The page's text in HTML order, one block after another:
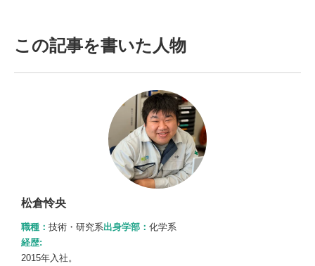
この記事を書いた人物
松倉怜央
職種： 技術・研究系出身学部： 化学系
経歴:
2015年入社。